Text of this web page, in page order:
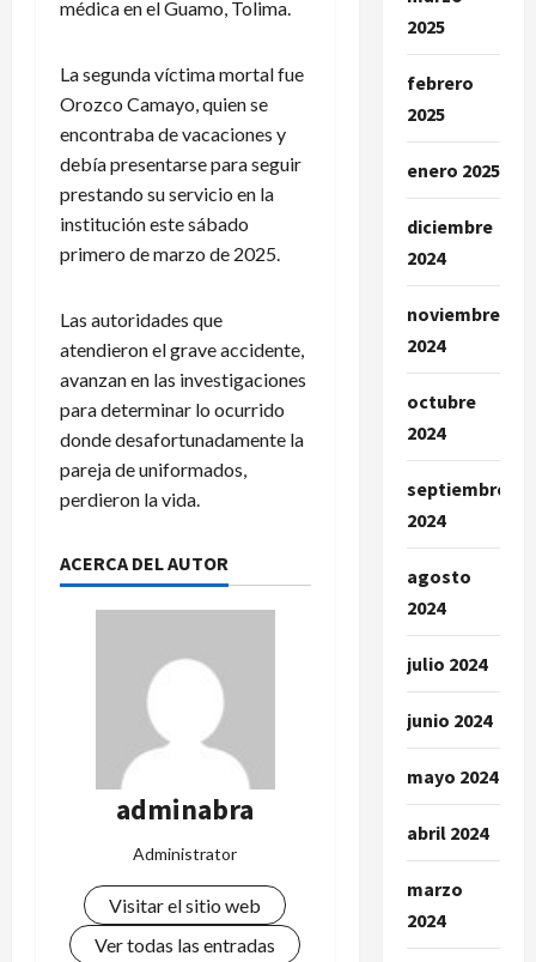
médica en el Guamo, Tolima.
La segunda víctima mortal fue
Orozco Camayo, quien se
encontraba de vacaciones y
debía presentarse para seguir
prestando su servicio en la
institución este sábado
primero de marzo de 2025.
Las autoridades que
atendieron el grave accidente,
avanzan en las investigaciones
para determinar lo ocurrido
donde desafortunadamente la
pareja de uniformados,
perdieron la vida.
ACERCA DEL AUTOR
adminabra
Administrator
Visitar el sitio web
Ver todas las entradas
2025
febrero
2025
enero 2025
diciembre
2024
noviembre
2024
octubre
2024
septiembre
2024
agosto
2024
julio 2024
junio 2024
mayo 2024
abril 2024
marzo
2024